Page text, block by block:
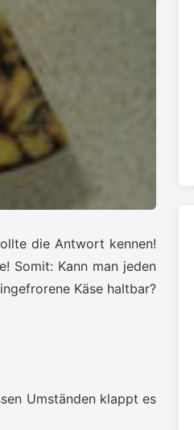
die Antwort kennen!
Somit: Kann man jeden
Käse haltbar?
Umständen klappt es